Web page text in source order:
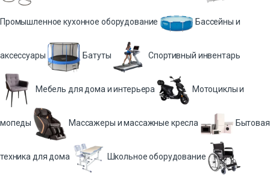
Промышленное кухонное оборудование Бассейны и
аксессуары Батуты Спортивный инвентарь
Мебель для дома и интерьера Мотоциклы и
мопеды Массажеры и массажные кресла Бытовая
техника для дома Школьное оборудование